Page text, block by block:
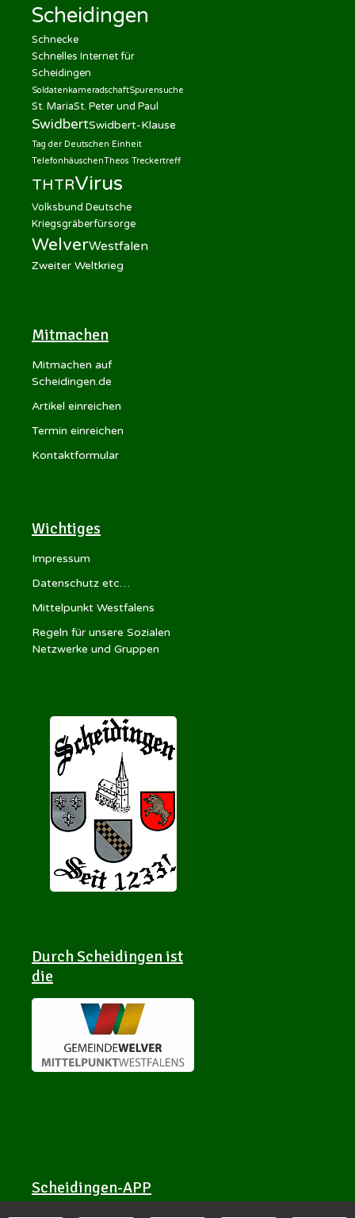
Scheidingen
Schnecke
Schnelles Internet für
Scheidingen
SoldatenkameradschaftSpurensuche
St. MariaSt. Peter und Paul
SwidbertSwidbert-Klause
Tag der Deutschen Einheit
TelefonhäuschenTheos Treckertreff
THTRVirus
Volksbund Deutsche
Kriegsgräberfürsorge
WelverWestfalen
Zweiter Weltkrieg
Mitmachen
Mitmachen auf
Scheidingen.de
Artikel einreichen
Termin einreichen
Kontaktformular
Wichtiges
Impressum
Datenschutz etc…
Mittelpunkt Westfalens
Regeln für unsere Sozialen
Netzwerke und Gruppen
Durch Scheidingen ist
die
Scheidingen-APP